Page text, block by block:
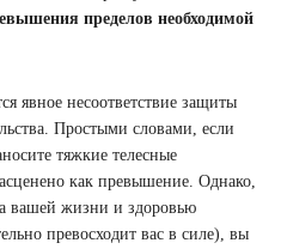
пределов необходимой
явное несоответствие защиты
Простыми словами, если
тяжкие телесные
как превышение. Однако,
вашей жизни и здоровью
превосходит вас в силе), вы